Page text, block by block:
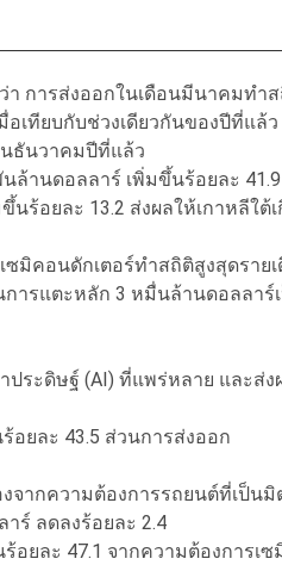
า การส่งออกในเดือนมีนาคมทำ
เทียบกับช่วงเดียวกันของปีที่แล้ว
นธันวาคมปีที่แล้ว
ล้านดอลลาร์ เพิ่มขึ้นร้อยละ 41.9
ร้อยละ 13.2 ส่งผลให้เกาหลีใต้
มิคอนดักเตอร์ทำสถิติสูงสุดราย
ารแตะหลัก 3 หมื่นล้านดอลลาร์
ระดิษฐ์ (AI) ที่แพร่หลาย และส่ง
ยละ 43.5 ส่วนการส่งออก
จากความต้องการรถยนต์ที่เป็นมิ
ร์ ลดลงร้อยละ 2.4
ยละ 47.1 จากความต้องการเซ